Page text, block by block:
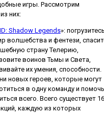
игры. Рассмотрим
них:
Shadow Legends»: погрузитесь
волшебства и фентези,
страну Телерию,
воинов Тьмы и Света,
их умения, способности.
новых героев, которые могут
в одну команду и помочь
всего. Всего существует 16
каждую из которых